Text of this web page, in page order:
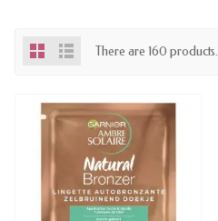
There are 160 products.